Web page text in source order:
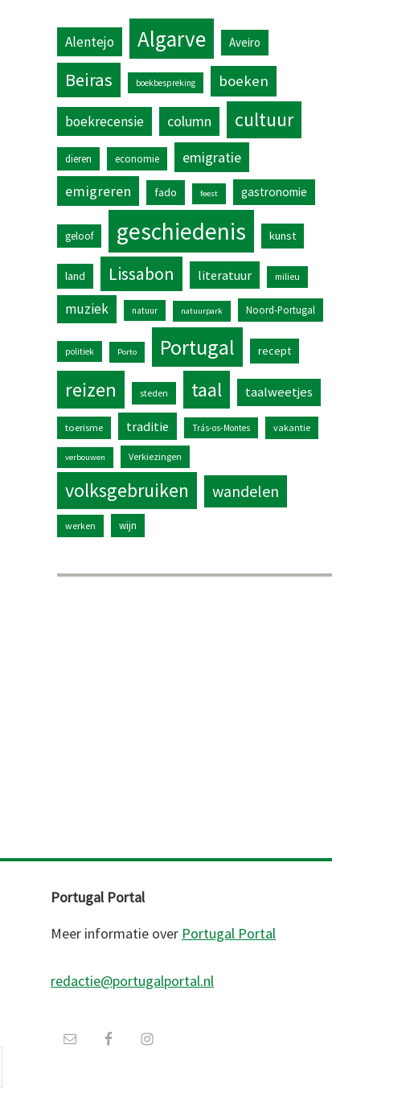
Alentejo Algarve Aveiro
Beiras boekbespreking boeken
boekrecensie column cultuur
dieren economie
emigratie
emigreren
fado feest gastronomie
geloof geschiedenis kunst
land Lissabon literatuur milieu
muziek natuur natuurpark Noord-Portugal
politiek Porto Portugal recept
reizen steden taal taalweetjes
toerisme traditie Trás-os-Montes vakantie
verbouwen Verkiezingen
volksgebruiken wandelen
werken wijn
Portugal Portal
Meer informatie over Portugal Portal
redactie@portugalportal.nl